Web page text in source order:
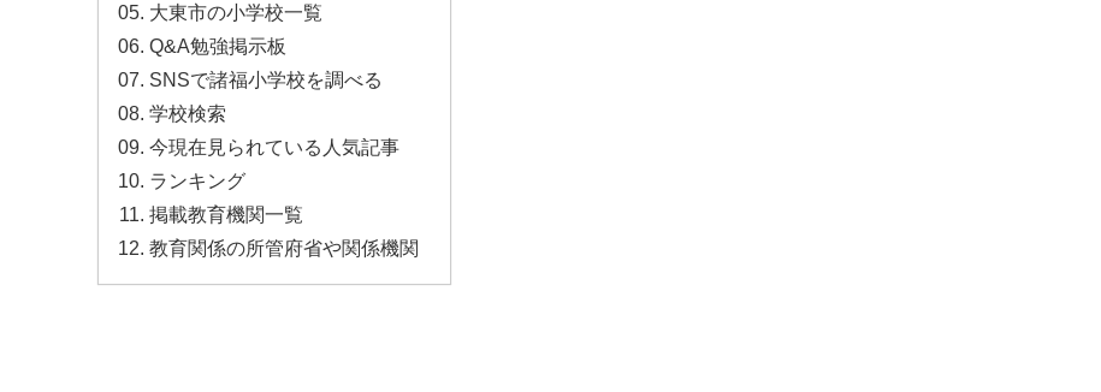
大東市の小学校一覧
Q&A勉強掲示板
SNSで諸福小学校を調べる
学校検索
今現在見られている人気記事
ランキング
掲載教育機関一覧
教育関係の所管府省や関係機関